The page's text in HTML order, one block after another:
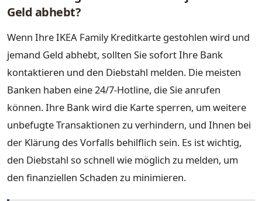
Geld abhebt?
Wenn Ihre IKEA Family Kreditkarte gestohlen wird und
jemand Geld abhebt, sollten Sie sofort Ihre Bank
kontaktieren und den Diebstahl melden. Die meisten
Banken haben eine 24/7-Hotline, die Sie anrufen
können. Ihre Bank wird die Karte sperren, um weitere
unbefugte Transaktionen zu verhindern, und Ihnen bei
der Klärung des Vorfalls behilflich sein. Es ist wichtig,
den Diebstahl so schnell wie möglich zu melden, um
den finanziellen Schaden zu minimieren.